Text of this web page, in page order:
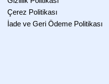
Çerez Politikası
İade ve Geri Ödeme Politikası